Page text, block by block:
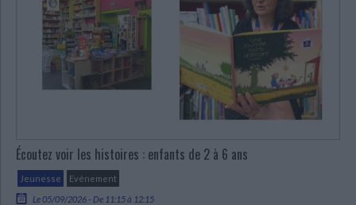
CHARGEMENT...
Écoutez voir les histoires : enfants de 2 à 6 ans
Jeunesse
Evénement
Le 05/09/2026 - De 11:15 à 12:15